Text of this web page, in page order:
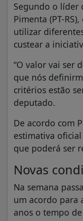
Segundo o líder
Pimenta (PT-
utilizar
custear a
“O valor vai ser
que nós
critérios estão
deputado.
De acordo com
estimativa
que poderá ser
Novas
Na semana
um acordo para
anos o tempo